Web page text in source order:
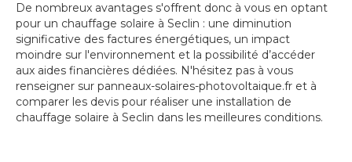
De nombreux avantages s'offrent donc à vous en optant
pour un chauffage solaire à Seclin : une diminution
significative des factures énergétiques, un impact
moindre sur l'environnement et la possibilité d’accéder
aux aides financières dédiées. N'hésitez pas à vous
renseigner sur panneaux-solaires-photovoltaique.fr et à
comparer les devis pour réaliser une installation de
chauffage solaire à Seclin dans les meilleures conditions.